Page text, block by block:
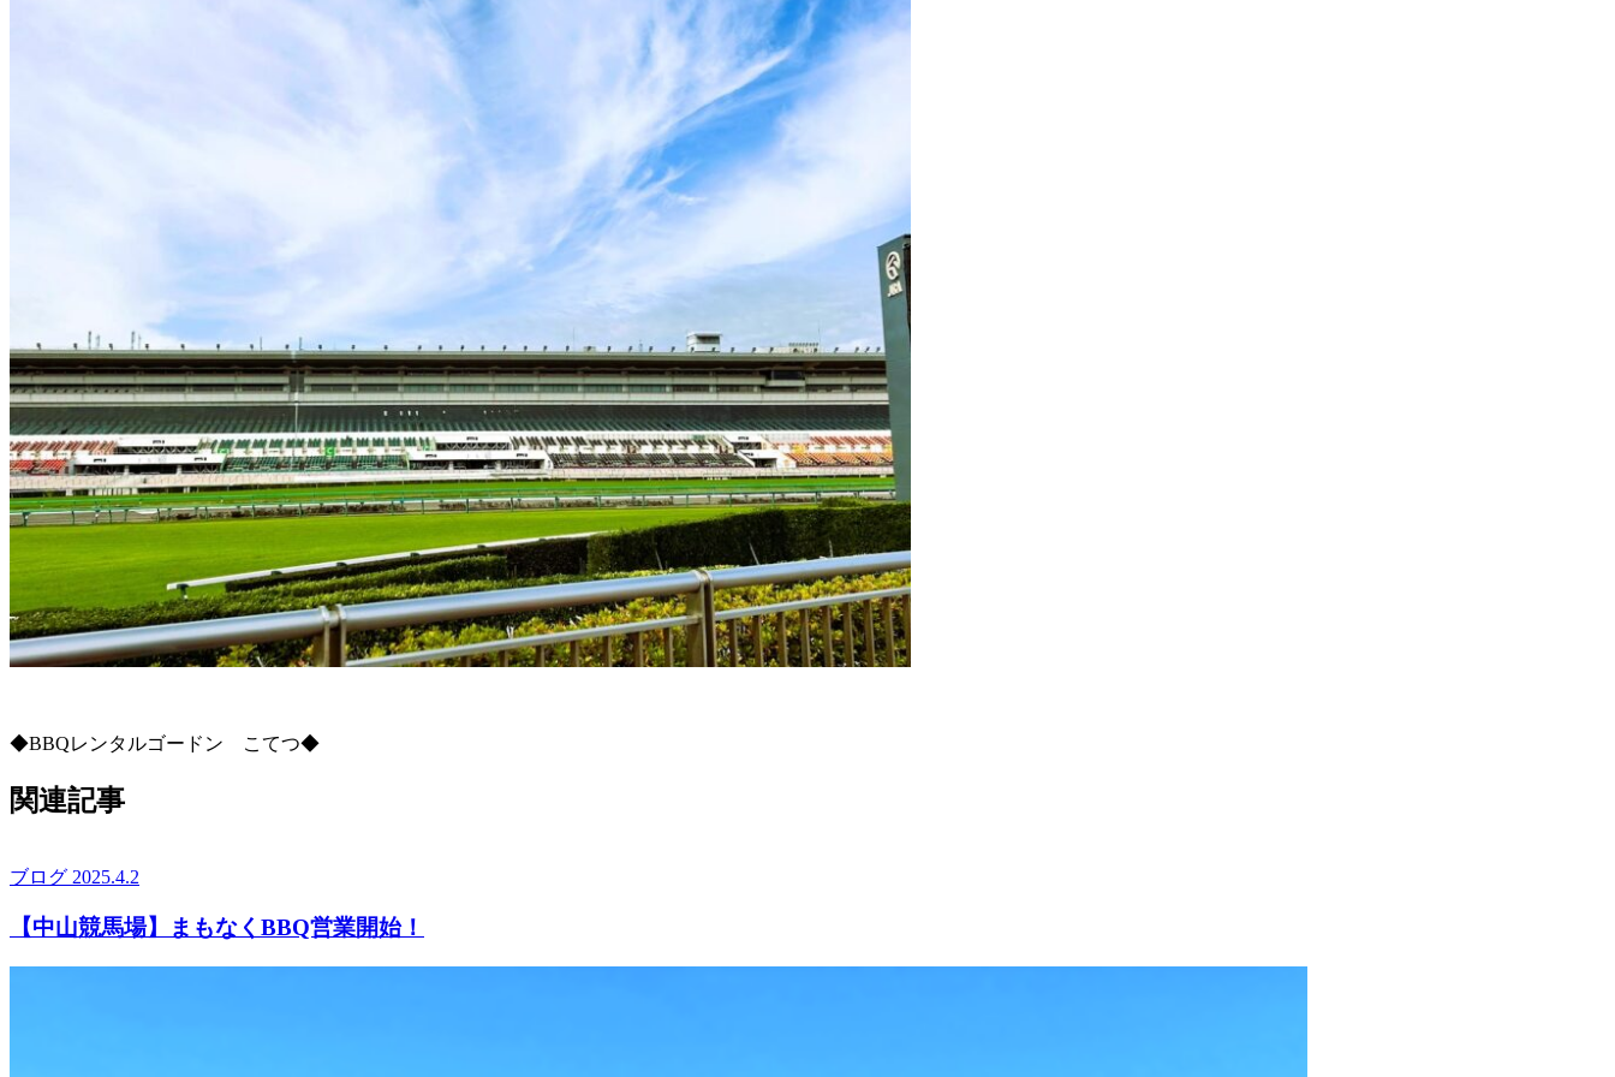
◆BBQレンタルゴードン こてつ◆
関連記事
ブログ 2025.4.2
【中山競馬場】まもなくBBQ営業開始！